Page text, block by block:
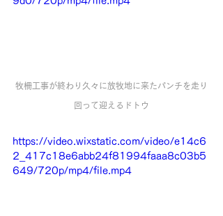
牧柵工事が終わり久々に放牧地に来たパンチを走り
回って迎えるドトウ
https://video.wixstatic.com/video/e14c6
2_417c18e6abb24f81994faaa8c03b5
649/720p/mp4/file.mp4